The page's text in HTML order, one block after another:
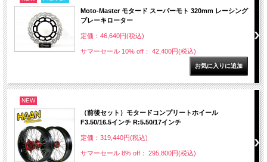
Moto-Master モタード スーパーモト 320mm レーシング
ブレーキローター
定価：46,640円(税込)
サマーセール 10% off： 42,400円(税込)
NEW
（前後セット）モタードコンプリートホイール
F3.50/16.5インチ R:5.50/17インチ
定価：319,440円(税込)
サマーセール 8% off： 295,800円(税込)